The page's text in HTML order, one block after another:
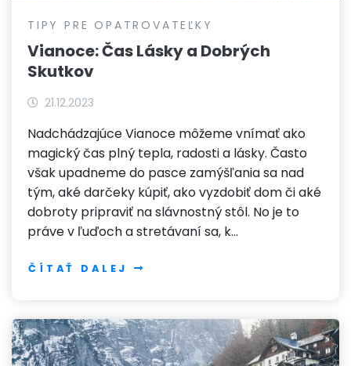
TIPY PRE OPATROVATEĽKY
Vianoce: Čas Lásky a Dobrých
Skutkov
21.12.2023
Nadchádzajúce Vianoce môžeme vnímať ako
magický čas plný tepla, radosti a lásky. Často
však upadneme do pasce zamýšľania sa nad
tým, aké darčeky kúpiť, ako vyzdobiť dom či aké
dobroty pripraviť na slávnostný stôl. No je to
práve v ľuďoch a stretávaní sa, k…
ČÍTAŤ DALEJ